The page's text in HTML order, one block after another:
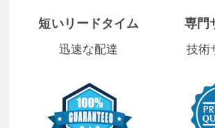
短いリードタイム
迅速な配達
専門
技術